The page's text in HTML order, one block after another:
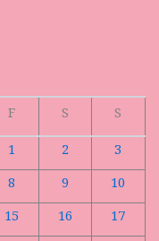
F S
S
1
2
3
8 9
10
15 16
17